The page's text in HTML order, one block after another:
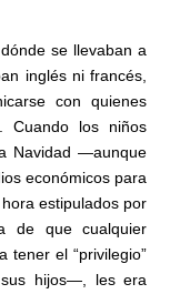
se llevaban a
inglés ni francés,
con quienes
Cuando los niños
Navidad —aunque
económicos para
estipulados por
de que cualquier
tener el “privilegio”
hijos—, les era